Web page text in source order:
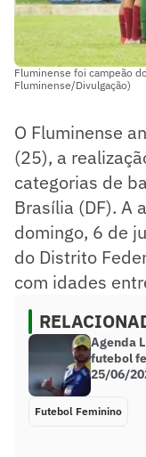
Fluminense foi campeão
Fluminense/Divulgação)
O Fluminense
(25), a
categorias de
Brasília (DF). A
domingo, 6 de
do Distrito
com idades
Agenda
futebol
25/06/
Futebol Feminino